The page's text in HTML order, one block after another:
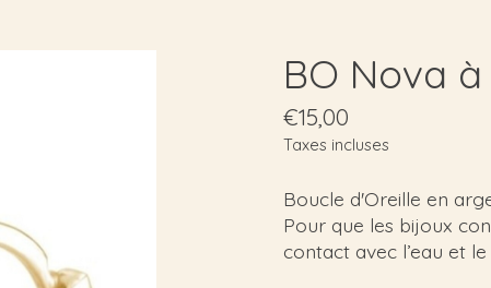
BO Nova
€15,00
Taxes incluses
Boucle d'Oreille en
Pour que les bijoux
contact avec l’eau et